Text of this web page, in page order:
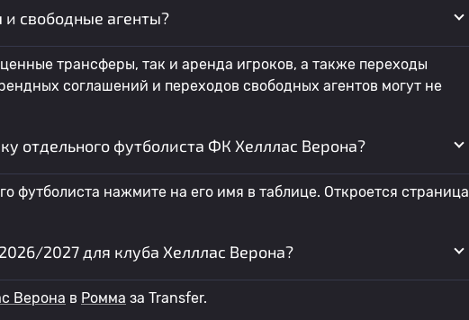
свободные агенты?
трансферы, так и аренда игроков, а также переходы
соглашений и переходов свободных агентов могут не
отдельного футболиста ФК Хелллас Верона?
футболиста нажмите на его имя в таблице. Откроется страница
2027 для клуба Хелллас Верона?
Верона в Ромма за Transfer.